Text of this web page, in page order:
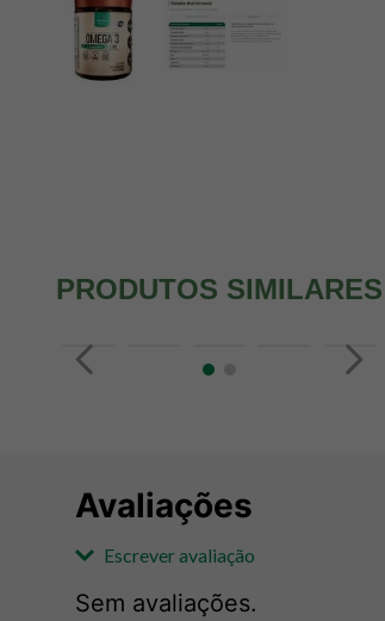
PRODUTOS SIMILARES
Avaliações
Escrever avaliação
Sem avaliações.